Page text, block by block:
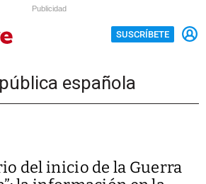
Publicidad
SUSCRÍBETE
española
del inicio de la Guerra